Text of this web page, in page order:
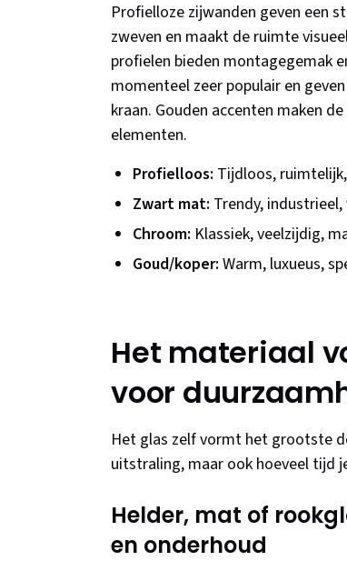
Profielloze zijwanden geven een
zweven en maakt de ruimte
profielen bieden montagegemak
momenteel zeer populair en
kraan. Gouden accenten maken
elementen.
Profielloos: Tijdloos,
Zwart mat: Trendy,
Chroom: Klassiek, veelzijdig,
Goud/koper: Warm, luxueus,
Het materiaal
voor
Het glas zelf vormt het grootste
uitstraling, maar ook hoeveel tijd
Helder, mat of
en onderhoud